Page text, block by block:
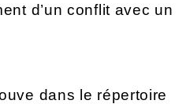
d’un conflit avec un
dans le répertoire